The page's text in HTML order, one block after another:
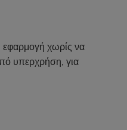
εφαρμογή χωρίς να
υπερχρήση, για